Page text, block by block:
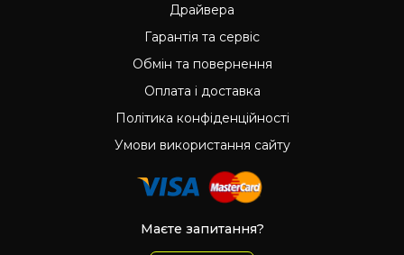
Драйвера
Гарантія та сервіс
Обмін та повернення
Оплата і доставка
Політика конфіденційності
Умови використання сайту
Маєте запитання?